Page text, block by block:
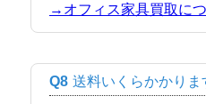
→オフィス家具買取に
Q8 送料いくらかかりま